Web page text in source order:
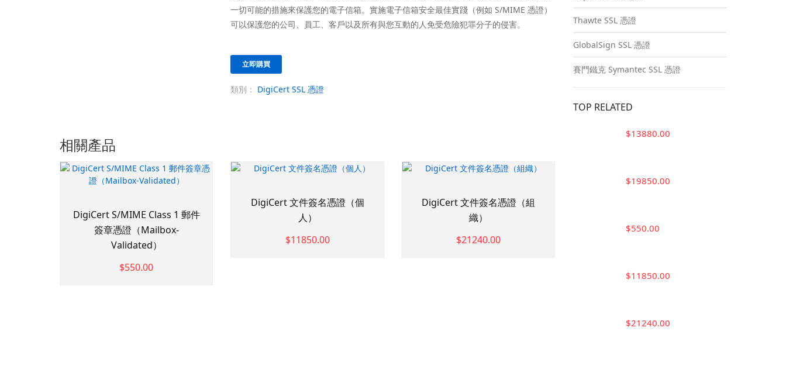
一切可能的措施來保護您的電子信箱。實施電子信箱安全最佳實踐（例如 S/MIME 憑證）
可以保護您的公司、員工、客戶以及所有與您互動的人免受危險犯罪分子的侵害。
立即購買
類別： DigiCert SSL 憑證
相關產品
DigiCert S/MIME Class 1 郵件
簽章憑證（Mailbox-
Validated）
$550.00
DigiCert 文件簽名憑證（個
人）
$11850.00
DigiCert 文件簽名憑證（組
織）
$21240.00
Thawte SSL 憑證
GlobalSign SSL 憑證
賽門鐵克 Symantec SSL 憑證
TOP RELATED
$13880.00
$19850.00
$550.00
$11850.00
$21240.00